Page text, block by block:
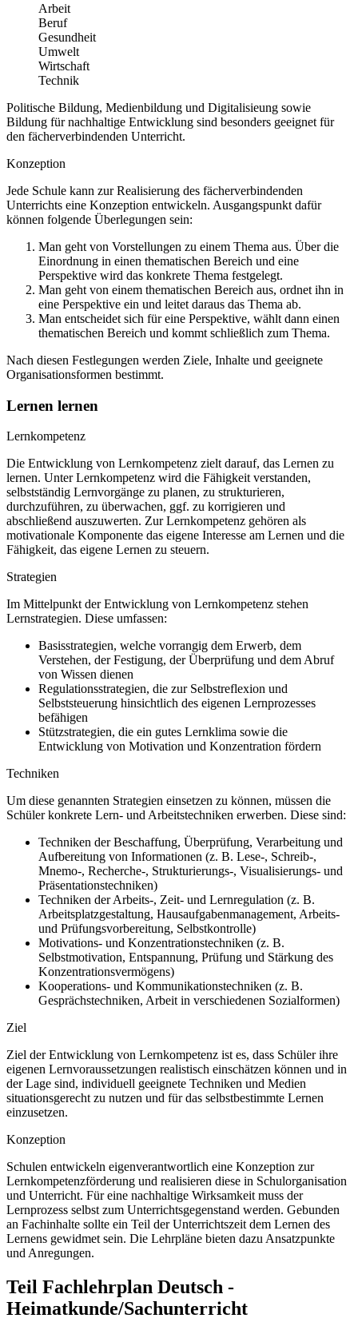
Arbeit
Beruf
Gesundheit
Umwelt
Wirtschaft
Technik
Politische Bildung, Medienbildung und Digitalisieung sowie
Bildung für nachhaltige Entwicklung sind besonders geeignet für
den fächerverbindenden Unterricht.
Konzeption
Jede Schule kann zur Realisierung des fächerverbindenden
Unterrichts eine Konzeption entwickeln. Ausgangspunkt dafür
können folgende Überlegungen sein:
Man geht von Vorstellungen zu einem Thema aus. Über die
Einordnung in einen thematischen Bereich und eine
Perspektive wird das konkrete Thema festgelegt.
Man geht von einem thematischen Bereich aus, ordnet ihn in
eine Perspektive ein und leitet daraus das Thema ab.
Man entscheidet sich für eine Perspektive, wählt dann einen
thematischen Bereich und kommt schließlich zum Thema.
Nach diesen Festlegungen werden Ziele, Inhalte und geeignete
Organisationsformen bestimmt.
Lernen lernen
Lernkompetenz
Die Entwicklung von Lernkompetenz zielt darauf, das Lernen zu
lernen. Unter Lernkompetenz wird die Fähigkeit verstanden,
selbstständig Lernvorgänge zu planen, zu strukturieren,
durchzuführen, zu überwachen, ggf. zu korrigieren und
abschließend auszuwerten. Zur Lernkompetenz gehören als
motivationale Komponente das eigene Interesse am Lernen und die
Fähigkeit, das eigene Lernen zu steuern.
Strategien
Im Mittelpunkt der Entwicklung von Lernkompetenz stehen
Lernstrategien. Diese umfassen:
Basisstrategien, welche vorrangig dem Erwerb, dem
Verstehen, der Festigung, der Überprüfung und dem Abruf
von Wissen dienen
Regulationsstrategien, die zur Selbstreflexion und
Selbststeuerung hinsichtlich des eigenen Lernprozesses
befähigen
Stützstrategien, die ein gutes Lernklima sowie die
Entwicklung von Motivation und Konzentration fördern
Techniken
Um diese genannten Strategien einsetzen zu können, müssen die
Schüler konkrete Lern- und Arbeitstechniken erwerben. Diese sind:
Techniken der Beschaffung, Überprüfung, Verarbeitung und
Aufbereitung von Informationen (z. B. Lese-, Schreib-,
Mnemo-, Recherche-, Strukturierungs-, Visualisierungs- und
Präsentationstechniken)
Techniken der Arbeits-, Zeit- und Lernregulation (z. B.
Arbeitsplatzgestaltung, Hausaufgabenmanagement, Arbeits-
und Prüfungsvorbereitung, Selbstkontrolle)
Motivations- und Konzentrationstechniken (z. B.
Selbstmotivation, Entspannung, Prüfung und Stärkung des
Konzentrationsvermögens)
Kooperations- und Kommunikationstechniken (z. B.
Gesprächstechniken, Arbeit in verschiedenen Sozialformen)
Ziel
Ziel der Entwicklung von Lernkompetenz ist es, dass Schüler ihre
eigenen Lernvoraussetzungen realistisch einschätzen können und in
der Lage sind, individuell geeignete Techniken und Medien
situationsgerecht zu nutzen und für das selbstbestimmte Lernen
einzusetzen.
Konzeption
Schulen entwickeln eigenverantwortlich eine Konzeption zur
Lernkompetenzförderung und realisieren diese in Schulorganisation
und Unterricht. Für eine nachhaltige Wirksamkeit muss der
Lernprozess selbst zum Unterrichtsgegenstand werden. Gebunden
an Fachinhalte sollte ein Teil der Unterrichtszeit dem Lernen des
Lernens gewidmet sein. Die Lehrpläne bieten dazu Ansatzpunkte
und Anregungen.
Teil Fachlehrplan Deutsch -
Heimatkunde/Sachunterricht